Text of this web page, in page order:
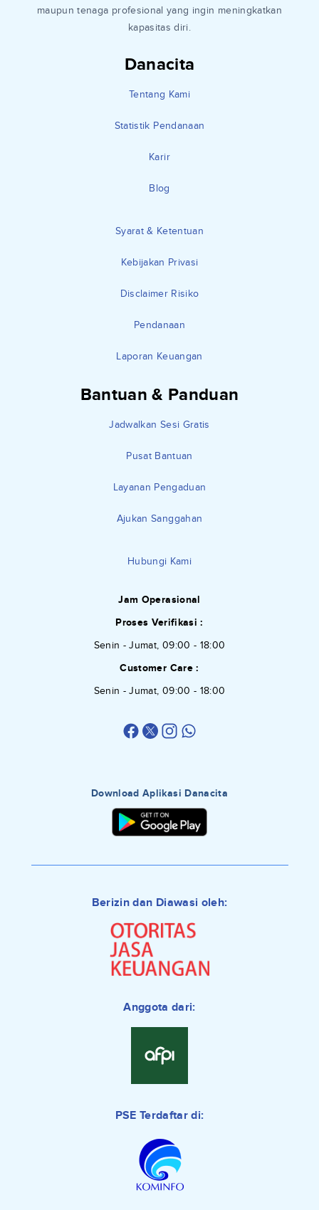
Danacita
Tentang Kami
Statistik Pendanaan
Karir
Blog
Syarat & Ketentuan
Kebijakan Privasi
Disclaimer Risiko
Pendanaan
Laporan Keuangan
Bantuan & Panduan
Jadwalkan Sesi Gratis
Pusat Bantuan
Layanan Pengaduan
Ajukan Sanggahan
Hubungi Kami
Jam Operasional
Proses Verifikasi :
Senin - Jumat, 09:00 - 18:00
Customer Care :
Senin - Jumat, 09:00 - 18:00
maupun tenaga profesional yang ingin meningkatkan
kapasitas diri.
Download Aplikasi Danacita
Berizin dan Diawasi oleh:
Anggota dari:
PSE Terdaftar di: